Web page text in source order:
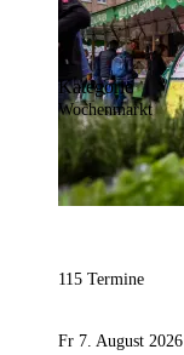
Kategorie
Wochenmarkt
115 Termine
Fr 7. August 2026